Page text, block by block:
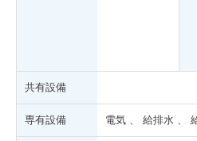
共有設備
専有設備 電気 、 給排水 、